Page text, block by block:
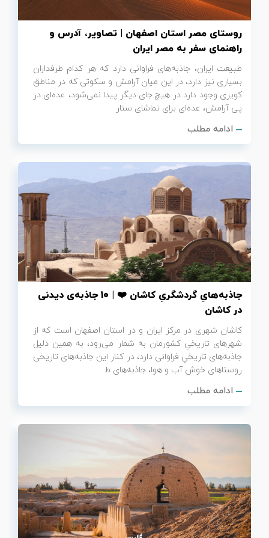
روستای مصر استان اصفهان | تصاویر، آدرس و
راهنمای سفر به مصر ایران
طبیعت ایران، جاذبه‌های فراوانی دارد که هر کدام طرفداران
بسیاری نیز دارد، در این میان آرامش و سکوتی که در مناطق
کویری وجود دارد در هیچ جای دیگر پیدا نمی‌شود، عده‌ای در
پی آرامش، عده‌ای برای تماشای ستار
ادامه مطلب
جاذبه‌هایِ گردشگریِ کاشان ❤️ | 10 جاذبه‌ی دیدنی
در کاشان
کاشان شهری در مرکز ایران و در استان اصفهان است که از
شهرهای تاریخیِ کشورمان به شمار می‌رود، به همین دلیل
جاذبه‌های تاریخیِ فراوانی دارد، در کنار این جاذبه‌های تاریخی
روستاهای خوش آب و هوا، جاذبه‌های ط
ادامه مطلب